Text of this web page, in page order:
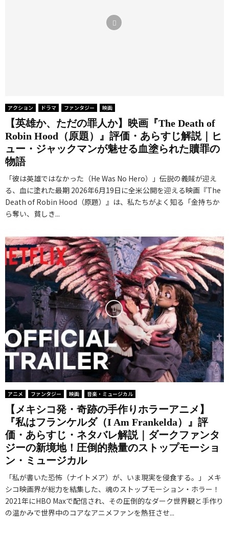
アクション ドラマ ファンタジー 映画
【英雄か、ただの罪人か】映画『The Death of
Robin Hood（原題）』評価・あらすじ解説｜ヒ
ュー・ジャックマンが魅せる血塗られた贖罪の
物語
「彼は英雄ではなかった（He Was No Hero）」――伝説の義賊が迎え
る、血に塗れた最期 2026年6月19日に全米公開を迎える映画『The
Death of Robin Hood（原題）』は、私たちがよく知る「金持ちか
ら奪い、貧しき...
アニメ ファンタジー 映画 音楽・ミュージカル
【メキシコ発・奇跡の手作りホラーアニメ】
『私はフランケルダ（I Am Frankelda）』評
価・あらすじ・ネタバレ解説｜ダークファンタ
ジーの新境地！圧倒的熱量のストップモーショ
ン・ミュージカル
「私が書いた恐怖（ナイトメア）が、いま現実を侵食する。」 メキ
シコ映画界が総力を結集した、魂のストップモーション・ホラー！
2021年にHBO Maxで配信され、その圧倒的なダーク世界観と手作り
の温かみで世界中のコアなアニメファンを熱狂させ...